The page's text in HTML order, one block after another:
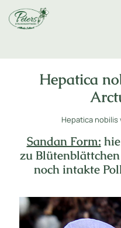
Hepatica
Hepatica nobilis
Sandan Form:
zu
noch intakte